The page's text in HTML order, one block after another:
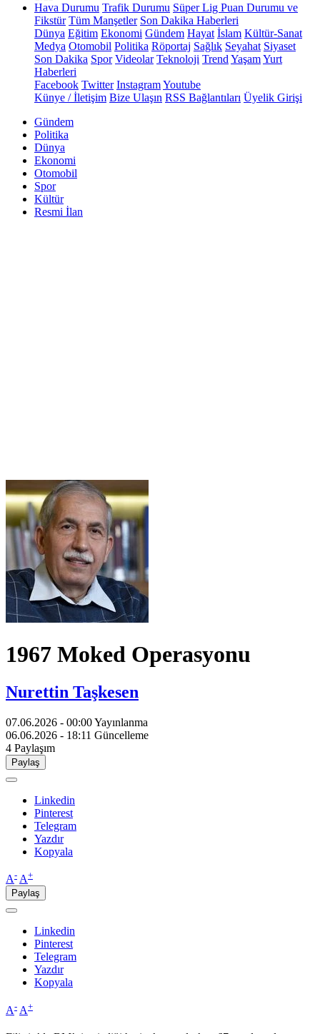
Hava Durumu Trafik Durumu Süper Lig Puan Durumu ve
Fikstür Tüm Manşetler Son Dakika Haberleri
Dünya Eğitim Ekonomi Gündem Hayat İslam Kültür-Sanat
Medya Otomobil Politika Röportaj Sağlık Seyahat Siyaset
Son Dakika Spor Videolar Teknoloji Trend YaşamYurt
Haberleri
Facebook Twitter InstagramYoutube
Künye / İletişim Bize Ulaşın RSS Bağlantıları Üyelik Girişi
Gündem
Politika
Dünya
Ekonomi
Otomobil
Spor
Kültür
Resmi İlan
1967 Moked Operasyonu
Nurettin Taşkesen
07.06.2026 - 00:00Yayınlanma
06.06.2026 - 18:11 Güncelleme
4 Paylaşım
Paylaş
Linkedin
Pinterest
Telegram
Yazdır
Kopyala
A- A+
Paylaş
Linkedin
Pinterest
Telegram
Yazdır
Kopyala
A- A+